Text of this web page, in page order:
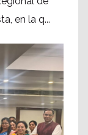
en la q...